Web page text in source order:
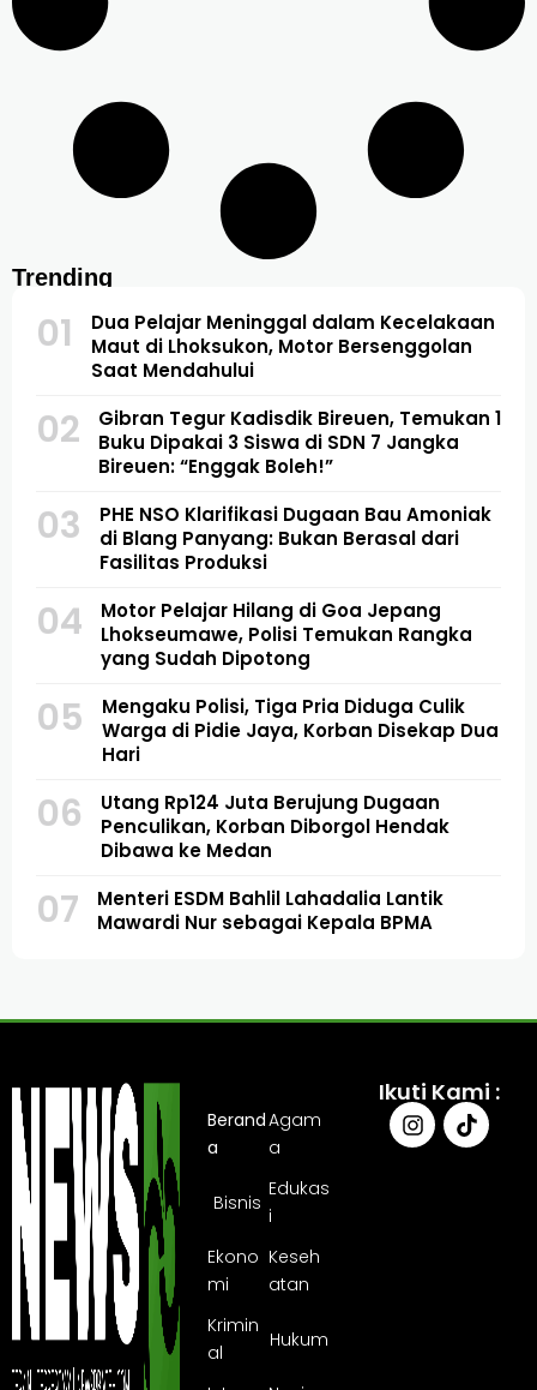
Trending
01
Dua Pelajar Meninggal dalam Kecelakaan
Maut di Lhoksukon, Motor Bersenggolan
Saat Mendahului
02
Gibran Tegur Kadisdik Bireuen, Temukan 1
Buku Dipakai 3 Siswa di SDN 7 Jangka
Bireuen: “Enggak Boleh!”
03
PHE NSO Klarifikasi Dugaan Bau Amoniak
di Blang Panyang: Bukan Berasal dari
Fasilitas Produksi
04
Motor Pelajar Hilang di Goa Jepang
Lhokseumawe, Polisi Temukan Rangka
yang Sudah Dipotong
05
Mengaku Polisi, Tiga Pria Diduga Culik
Warga di Pidie Jaya, Korban Disekap Dua
Hari
06
Utang Rp124 Juta Berujung Dugaan
Penculikan, Korban Diborgol Hendak
Dibawa ke Medan
07
Menteri ESDM Bahlil Lahadalia Lantik
Mawardi Nur sebagai Kepala BPMA
Berand
a
Agam
a
Bisnis
Edukas
i
Ekono
mi
Keseh
atan
Krimin
al
Hukum
Ikuti Kami :